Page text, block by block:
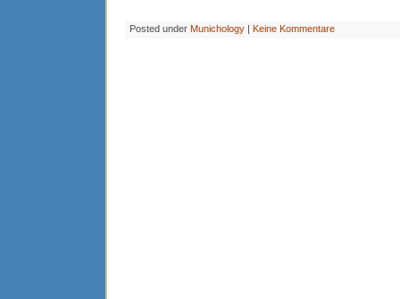
Posted under Munichology | Keine Kommentare